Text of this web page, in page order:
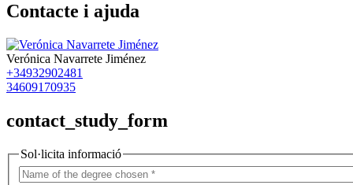
Contacte i ajuda
Verónica Navarrete Jiménez
+34932902481
34609170935
contact_study_form
Sol·licita informació